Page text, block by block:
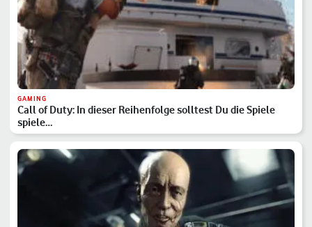
GAMING
Call of Duty: In dieser Reihenfolge solltest Du die Spiele
spiele…